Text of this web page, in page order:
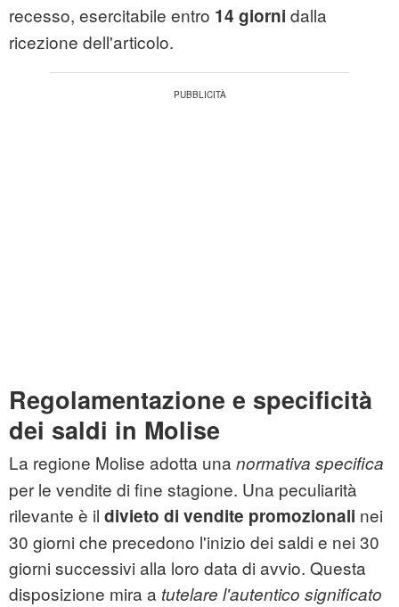
recesso, esercitabile entro 14 giorni dalla
ricezione dell'articolo.
Regolamentazione e specificità
dei saldi in Molise
La regione Molise adotta una normativa specifica
per le vendite di fine stagione. Una peculiarità
rilevante è il divieto di vendite promozionali nei
30 giorni che precedono l'inizio dei saldi e nei 30
giorni successivi alla loro data di avvio. Questa
disposizione mira a tutelare l'autentico significato